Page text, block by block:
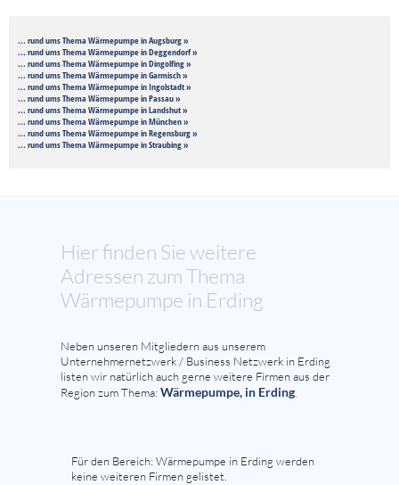
... rund ums Thema Wärmepumpe in Augsburg »
... rund ums Thema Wärmepumpe in Deggendorf »
... rund ums Thema Wärmepumpe in Dingolfing »
... rund ums Thema Wärmepumpe in Garmisch »
... rund ums Thema Wärmepumpe in Ingolstadt »
... rund ums Thema Wärmepumpe in Passau »
... rund ums Thema Wärmepumpe in Landshut »
... rund ums Thema Wärmepumpe in München »
... rund ums Thema Wärmepumpe in Regensburg »
... rund ums Thema Wärmepumpe in Straubing »
Hier finden Sie weitere
Adressen zum Thema
Wärmepumpe in Erding
Neben unseren Mitgliedern aus unserem
Unternehmernetzwerk / Business Netzwerk in Erding
listen wir natürlich auch gerne weitere Firmen aus der
Region zum Thema: Wärmepumpe, in Erding.
Für den Bereich: Wärmepumpe in Erding werden
keine weiteren Firmen gelistet.